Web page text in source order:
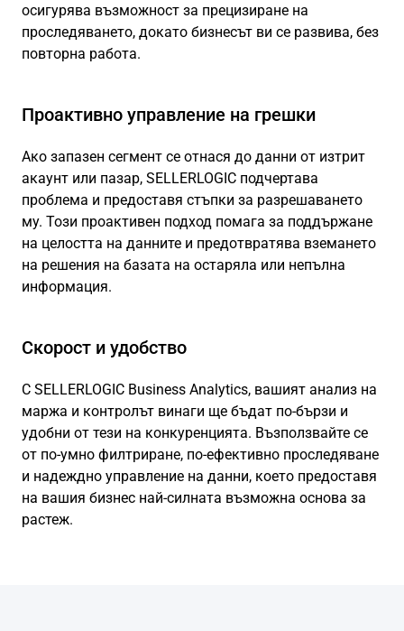
осигурява възможност за прецизиране на
проследяването, докато бизнесът ви се развива, без
повторна работа.
Проактивно управление на грешки
Ако запазен сегмент се отнася до данни от изтрит
акаунт или пазар, SELLERLOGIC подчертава
проблема и предоставя стъпки за разрешаването
му. Този проактивен подход помага за поддържане
на целостта на данните и предотвратява вземането
на решения на базата на остаряла или непълна
информация.
Скорост и удобство
С SELLERLOGIC Business Analytics, вашият анализ на
маржа и контролът винаги ще бъдат по-бързи и
удобни от тези на конкуренцията. Възползвайте се
от по-умно филтриране, по-ефективно проследяване
и надеждно управление на данни, което предоставя
на вашия бизнес най-силната възможна основа за
растеж.